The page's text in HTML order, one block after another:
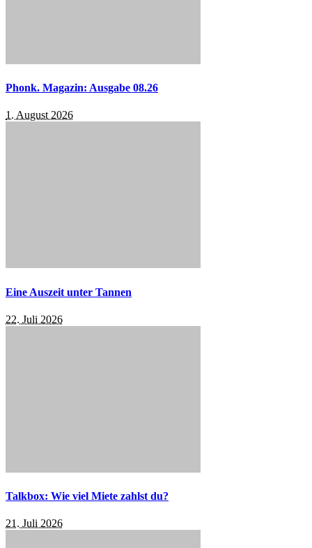
Phonk. Magazin: Ausgabe 08.26
1. August 2026
Eine Auszeit unter Tannen
22. Juli 2026
Talkbox: Wie viel Miete zahlst du?
21. Juli 2026